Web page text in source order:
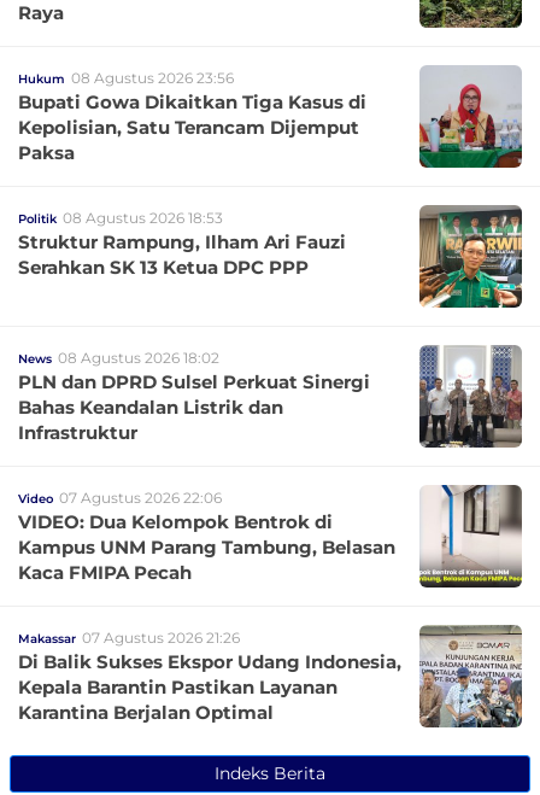
Raya
Hukum 08 Agustus 2026 23:56
Bupati Gowa Dikaitkan Tiga Kasus di
Kepolisian, Satu Terancam Dijemput
Paksa
Politik 08 Agustus 2026 18:53
Struktur Rampung, Ilham Ari Fauzi
Serahkan SK 13 Ketua DPC PPP
News 08 Agustus 2026 18:02
PLN dan DPRD Sulsel Perkuat Sinergi
Bahas Keandalan Listrik dan
Infrastruktur
Video 07 Agustus 2026 22:06
VIDEO: Dua Kelompok Bentrok di
Kampus UNM Parang Tambung, Belasan
Kaca FMIPA Pecah
Makassar 07 Agustus 2026 21:26
Di Balik Sukses Ekspor Udang Indonesia,
Kepala Barantin Pastikan Layanan
Karantina Berjalan Optimal
Indeks Berita